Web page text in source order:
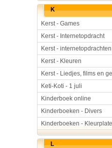
K
Kerst - Games
Kerst - Internetopdracht
Kerst - internetopdrachten
Kerst - Kleuren
Kerst - Liedjes, films en
Keti-Koti - 1 juli
Kinderboek online
Kinderboeken - Divers
Kinderboeken -
L